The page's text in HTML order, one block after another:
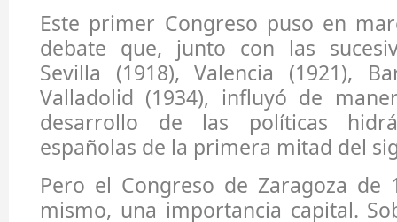
Este primer Congreso puso en
debate que, junto con las
Sevilla (1918), Valencia (1921),
Valladolid (1934), influyó de
desarrollo de las políticas
españolas de la primera mitad del
Pero el Congreso de Zaragoza de
mismo, una importancia capital.